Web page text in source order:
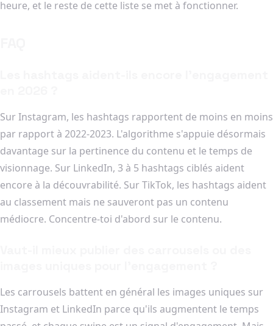
heure, et le reste de cette liste se met à fonctionner.
Sur Instagram, les hashtags rapportent de moins en moins
par rapport à 2022-2023. L'algorithme s'appuie désormais
davantage sur la pertinence du contenu et le temps de
visionnage. Sur LinkedIn, 3 à 5 hashtags ciblés aident
encore à la découvrabilité. Sur TikTok, les hashtags aident
au classement mais ne sauveront pas un contenu
médiocre. Concentre-toi d'abord sur le contenu.
Les carrousels battent en général les images uniques sur
Instagram et LinkedIn parce qu'ils augmentent le temps